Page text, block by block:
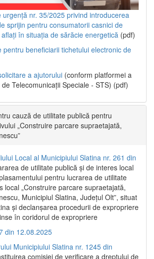
urgență nr. 35/2025 privind introducerea
sprijin pentru consumatorii casnici de
în situația de sărăcie energetică (pdf)
pentru beneficiarii tichetului electronic de
a ajutorului (conform platformei a
Telecomunicații Speciale - STS) (pdf)
cauză de utilitate publică pentru
„Construire parcare supraetajată,
Local al Municipiului Slatina nr. 261 din
de utilitate publică și de interes local
pentru lucrarea de utilitate
local „Construire parcare supraetajată,
Municipiul Slatina, Județul Olt”, situat
și declanșarea procedurii de expropriere
în coridorul de expropriere
din 12.08.2025
Municipiului Slatina nr. 1245 din
comisiei de verificare a dreptului de